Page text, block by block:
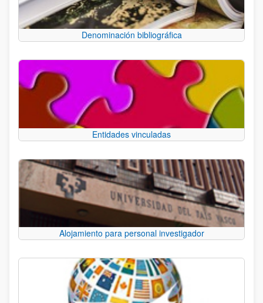
Denominación bibliográfica
Entidades vinculadas
Alojamiento para personal investigador